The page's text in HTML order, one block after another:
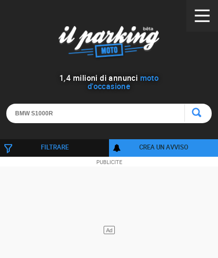
1,4 milioni di annunci moto
d'occasione
FILTRARE CREA UN AVVISO